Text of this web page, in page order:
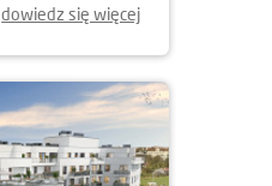
dowiedz się więcej